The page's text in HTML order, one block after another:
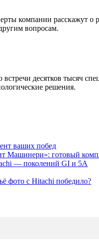
компании расскажут о
вопросам.
десятков тысяч
решения.
ваших побед
Машинери»: готовый
— поколений GI и 5A
фото с Hitachi победило?